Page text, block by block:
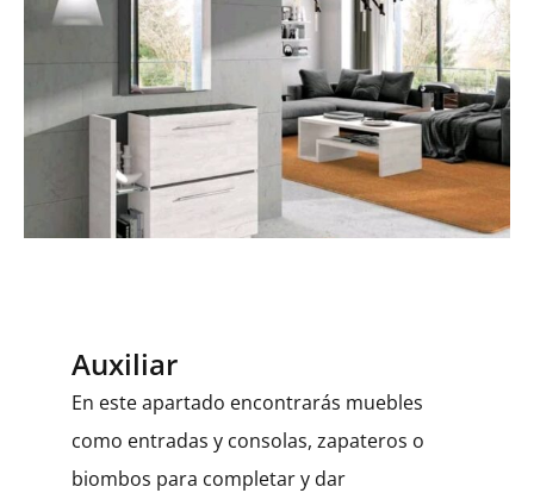
Auxiliar
En este apartado encontrarás muebles
como entradas y consolas, zapateros o
biombos para completar y dar